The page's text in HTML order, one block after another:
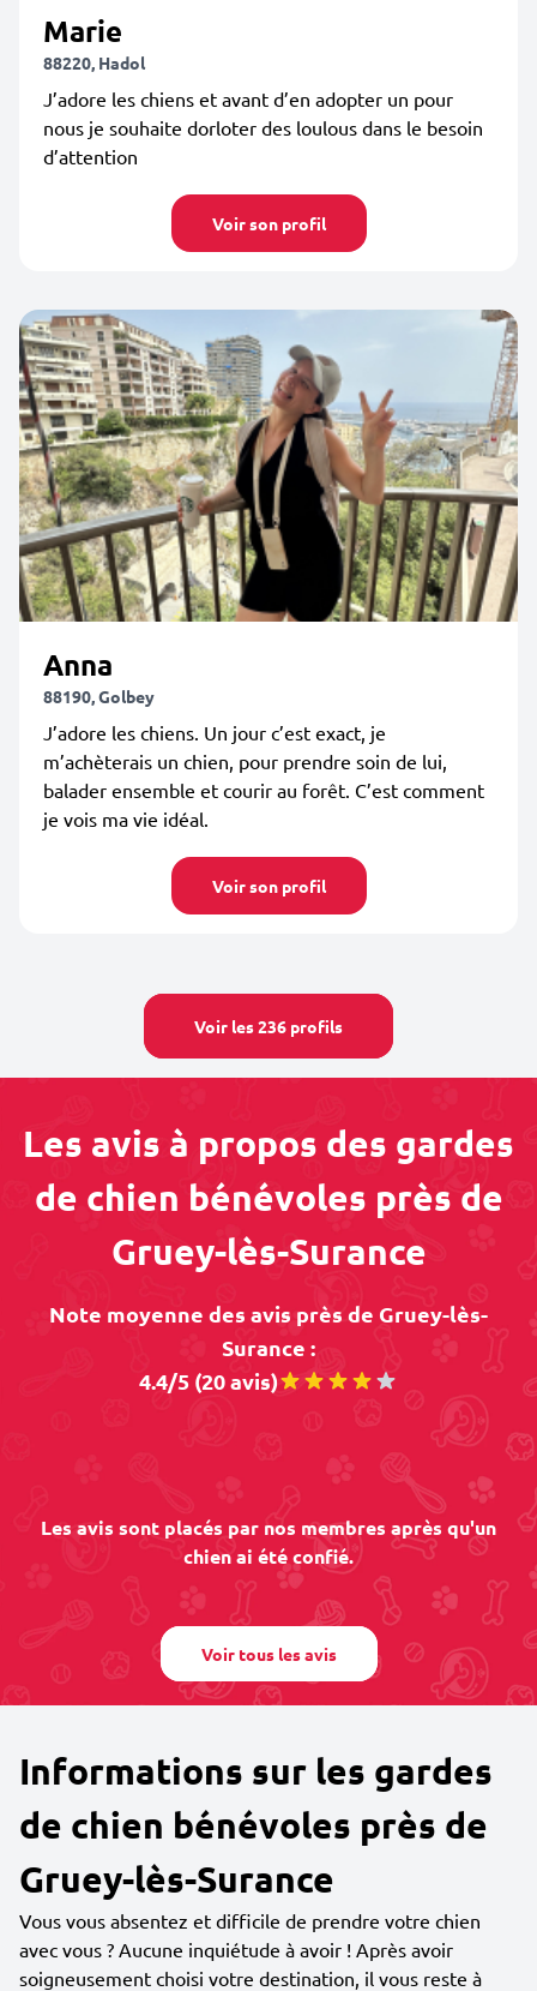
Marie
88220, Hadol
J’adore les chiens et avant d’en adopter un pour
nous je souhaite dorloter des loulous dans le besoin
d’attention
Voir son profil
Anna
88190, Golbey
J’adore les chiens. Un jour c’est exact, je
m’achèterais un chien, pour prendre soin de lui,
balader ensemble et courir au forêt. C’est comment
je vois ma vie idéal.
Voir son profil
Voir les 236 profils
Les avis à propos des gardes
de chien bénévoles près de
Gruey-lès-Surance
Note moyenne des avis près de Gruey-lès-
Surance :
4.4/5 (20 avis)
Les avis sont placés par nos membres après qu'un
chien ai été confié.
Voir tous les avis
Informations sur les gardes
de chien bénévoles près de
Gruey-lès-Surance
Vous vous absentez et difficile de prendre votre chien
avec vous ? Aucune inquiétude à avoir ! Après avoir
soigneusement choisi votre destination, il vous reste à